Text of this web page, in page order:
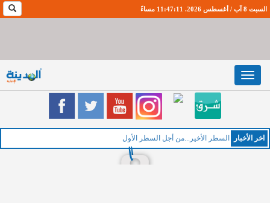
السبت 8 آب / أغسطس 2026. 11:47:12 مساءً
Toggle
navigation
اخر اﻷخبار